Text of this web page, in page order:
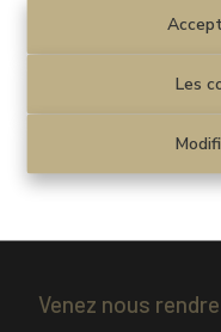
Les
Privacy
Cookie policy|
Venez nous